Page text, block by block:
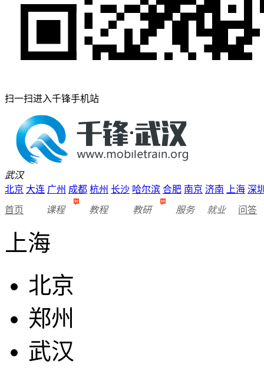
扫一扫进入千锋手机站
武汉
北京 大连 广州 成都 杭州 长沙 哈尔滨 合肥 南京 济南 上海 深
首页 课程 教程 教研 服务 就业 问答
上海
北京
郑州
武汉